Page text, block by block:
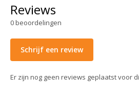
Reviews
0beoordelingen
Schrijf een review
Er zijn nog geen reviews geplaatst voor